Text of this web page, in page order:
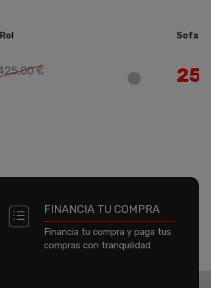
250 312,50 €
FINANCIA TU COMPRA
Financia tu compra y paga tus
compras con tranquilidad